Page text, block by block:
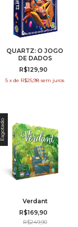
QUARTZ: O JOGO
DE DADOS
R$129,90
5 x de R$25,98 sem juros
Esgotado
Verdant
R$169,90
R$249,90